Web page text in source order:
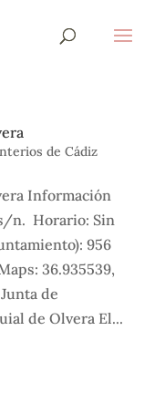
de Cádiz
Información
n. Horario: Sin
956
36.935539,
de
de Olvera El...